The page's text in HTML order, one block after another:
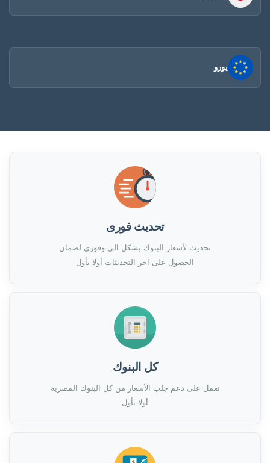
يورو
تحديث فورى
تحديث لأسعار البنوك بشكل الى وفورى لضمان
الحصول على اخر التحديثات أولا بأول
كل البنوك
نعمل على دعم جلب الأسعار من كل البنوك المصرية
أولا بأول